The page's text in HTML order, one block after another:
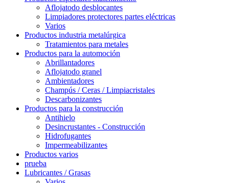
Aflojatodo desblocantes
Limpiadores protectores partes eléctricas
Varios
Productos industria metalúrgica
Tratamientos para metales
Productos para la automoción
Abrillantadores
Aflojatodo granel
Ambientadores
Champús / Ceras / Limpiacristales
Descarbonizantes
Productos para la construcción
Antihielo
Desincrustantes - Construcción
Hidrofugantes
Impermeabilizantes
Productos varios
prueba
Lubricantes / Grasas